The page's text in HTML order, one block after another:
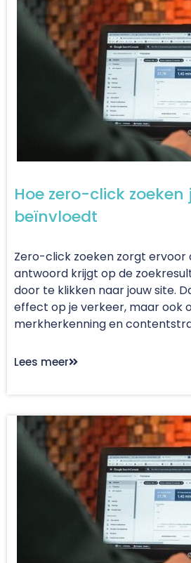
Hoe zero-click
beïnvloedt
Zero-click zoeken zorgt ervoor
antwoord krijgt op de
door te klikken naar jouw site.
effect op je verkeer, maar ook
merkherkenning en
Lees meer